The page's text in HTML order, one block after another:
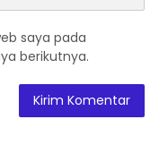
saya pada
berikutnya.